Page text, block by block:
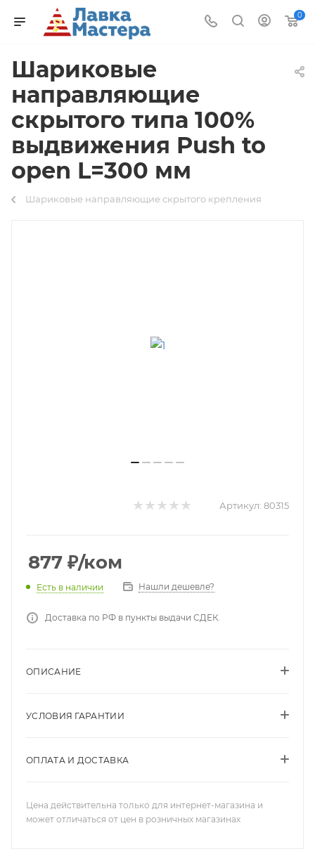
0
Шариковые
направляющие
скрытого типа 100%
выдвижения Push to
open L=300 мм
Шариковые направляющие скрытого крепления
Артикул: 80315
877 ₽/ком
Есть в наличии Нашли дешевле?
Доставка по РФ в пункты выдачи СДЕК.
ОПИСАНИЕ
УСЛОВИЯ ГАРАНТИИ
ОПЛАТА И ДОСТАВКА
Цена действительна только для интернет-магазина и
может отличаться от цен в розничных магазинах